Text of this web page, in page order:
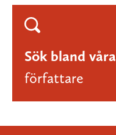
Sök bland våra
författare